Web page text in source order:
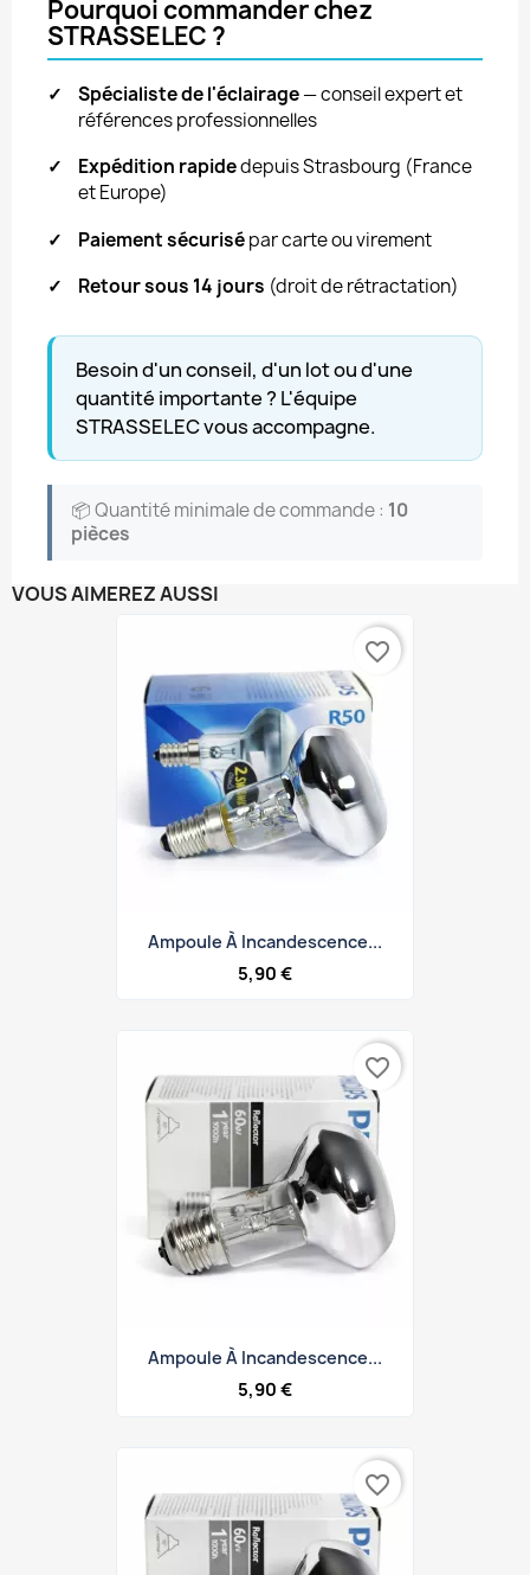
Pourquoi commander chez
STRASSELEC ?
✓ Spécialiste de l'éclairage— conseil expert et
références professionnelles
✓
Expédition rapidedepuis Strasbourg (France
et Europe)
✓
Paiement sécurisépar carte ou virement
✓
Retour sous 14 jours (droit de rétractation)
Besoin d'un conseil, d'un lot ou d'une
quantité importante ? L'équipe
STRASSELEC vous accompagne.
📦 Quantité minimale de commande : 10
pièces
VOUS AIMEREZ AUSSI
Ampoule À Incandescence...
5,90 €
favorite_border
Ampoule À Incandescence...
5,90 €
favorite_border
favorite_border